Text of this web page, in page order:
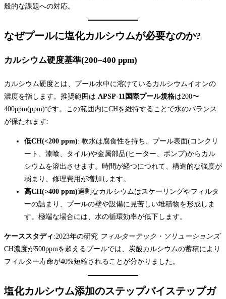
般的な課題への対応。
なぜプールに塩化カルシウムが必要なのか?
カルシウム硬度基準(200–400 ppm)
カルシウム硬度とは、プール水中に溶けているカルシウムイオンの
濃度を指します。推奨範囲は APSP-11国際プール規格は200〜
400ppm(ppm)です。この範囲内にCHを維持することで水のバランス
が保たれます:
低CH(<200 ppm): 軟水は腐食性を持ち、プール表面(コンクリ
ート、漆喰、タイル)や金属部品(ヒーター、ポンプ)からカル
シウムを溶出させます。時間が経つにつれて、構造的な強度が
弱まり、修理費用が増加します。
高CH(>400 ppm)過剰なカルシウムはスケーリングやフィルタ
ーの詰まり、プールの壁や設備に見苦しい堆積物を形成しま
す。極端な場合には、水の循環効率が低下します。
ケーススタディ :2023年の研究 フィルターテック・ソリューションズ
CH濃度が500ppmを超えるプールでは、炭酸カルシウムの蓄積により
フィルター寿命が40%短縮されることが分かりました。
塩化カルシウム添加のステップバイステップガ